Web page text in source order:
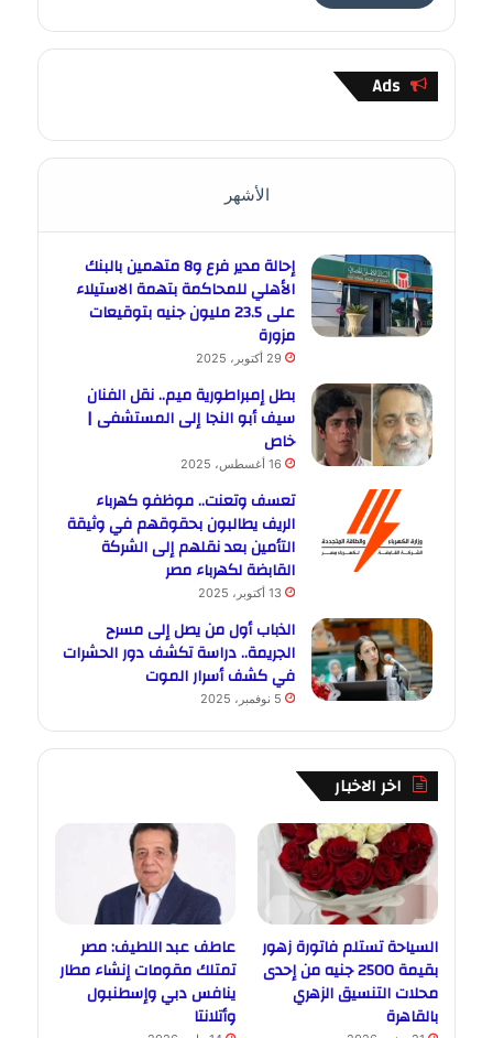
Ads
الأشهر
إحالة مدير فرع و8 متهمين بالبنك
الأهلي للمحاكمة بتهمة الاستيلاء
على 23.5 مليون جنيه بتوقيعات
مزورة
29 أكتوبر، 2025
بطل إمبراطورية ميم.. نقل الفنان
سيف أبو النجا إلى المستشفى |
خاص
16 أغسطس، 2025
تعسف وتعنت.. موظفو كهرباء
الريف يطالبون بحقوقهم في وثيقة
التأمين بعد نقلهم إلى الشركة
القابضة لكهرباء مصر
13 أكتوبر، 2025
الذباب أول من يصل إلى مسرح
الجريمة.. دراسة تكشف دور الحشرات
في كشف أسرار الموت
5 نوفمبر، 2025
اخر الاخبار
السياحة تستلم فاتورة زهور
بقيمة 2500 جنيه من إحدى
محلات التنسيق الزهري
بالقاهرة
عاطف عبد اللطيف: مصر
تمتلك مقومات إنشاء مطار
ينافس دبي وإسطنبول
وأتلانتا